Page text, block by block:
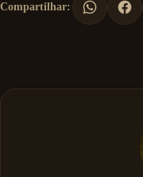
Compartilhar: